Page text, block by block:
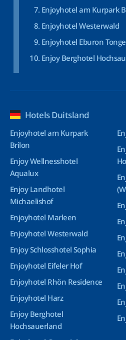
Enjoyhotel am Kurpark
Enjoyhotel Westerwald
Enjoyhotel Eburon
Enjoy Berghotel
Hotels Duitsland
Enjoyhotel am Kurpark
Brilon
Enjoy Wellnesshotel
Aqualux
Enjoy Landhotel
Michaelishof
Enjoyhotel Marleen
Enjoyhotel Westerwald
Enjoy Schlosshotel Sophia
Enjoyhotel Eifeler Hof
Enjoyhotel Rhön Residence
Enjoyhotel Harz
Enjoy Berghotel
Hochsauerland